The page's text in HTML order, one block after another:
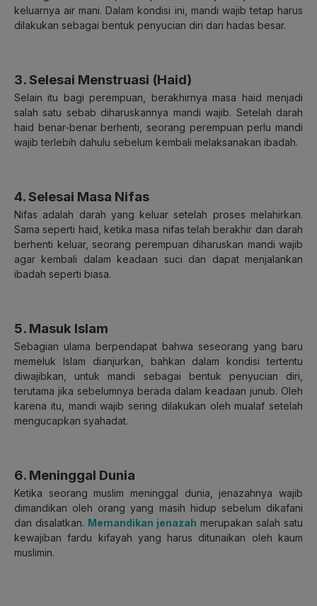
keluarnya air mani. Dalam kondisi ini, mandi wajib tetap harus
dilakukan sebagai bentuk penyucian diri dari hadas besar.
3. Selesai Menstruasi (Haid)
Selain itu bagi perempuan, berakhirnya masa haid menjadi
salah satu sebab diharuskannya mandi wajib. Setelah darah
haid benar-benar berhenti, seorang perempuan perlu mandi
wajib terlebih dahulu sebelum kembali melaksanakan ibadah.
4. Selesai Masa Nifas
Nifas adalah darah yang keluar setelah proses melahirkan.
Sama seperti haid, ketika masa nifas telah berakhir dan darah
berhenti keluar, seorang perempuan diharuskan mandi wajib
agar kembali dalam keadaan suci dan dapat menjalankan
ibadah seperti biasa.
5. Masuk Islam
Sebagian ulama berpendapat bahwa seseorang yang baru
memeluk Islam dianjurkan, bahkan dalam kondisi tertentu
diwajibkan, untuk mandi sebagai bentuk penyucian diri,
terutama jika sebelumnya berada dalam keadaan junub. Oleh
karena itu, mandi wajib sering dilakukan oleh mualaf setelah
mengucapkan syahadat.
6. Meninggal Dunia
Ketika seorang muslim meninggal dunia, jenazahnya wajib
dimandikan oleh orang yang masih hidup sebelum dikafani
dan disalatkan. Memandikan jenazah merupakan salah satu
kewajiban fardu kifayah yang harus ditunaikan oleh kaum
muslimin.